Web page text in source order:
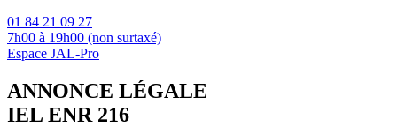
01 84 21 09 27
7h00 à 19h00 (non surtaxé)
Espace JAL-Pro
ANNONCE LÉGALE
IEL ENR 216